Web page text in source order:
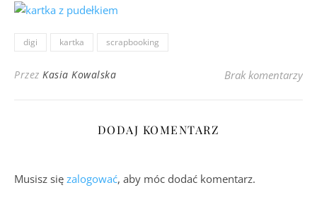
digi kartka scrapbooking
Przez Kasia Kowalska Brak komentarzy
DODAJ KOMENTARZ
Musisz się zalogować, aby móc dodać komentarz.